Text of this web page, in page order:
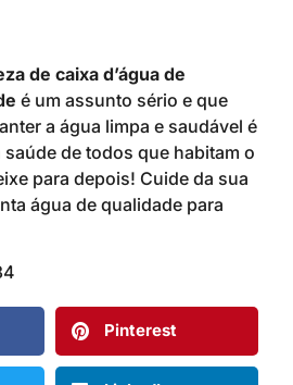
de caixa d’água de
é um assunto sério e que
a água limpa e saudável é
de todos que habitam o
para depois! Cuide da sua
água de qualidade para
Pinterest